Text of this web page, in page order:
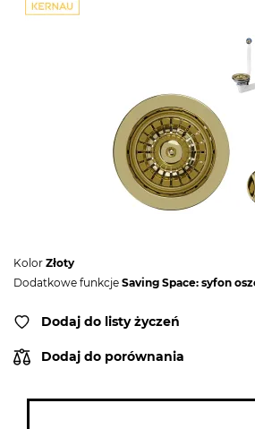
Kolor Złoty
Dodatkowe funkcje Saving Space: syfon
Dodaj do listy życzeń
Dodaj do porównania